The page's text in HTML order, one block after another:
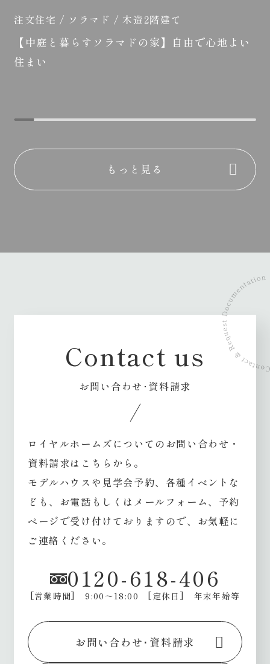
注文住宅 / ソラマド / 木造2階建て
【開放感あふれるソラマドの家】家族をつなぐ
螺旋階段のある住まい
もっと見る
Contact us
お問い合わせ･資料請求
ロイヤルホームズについてのお問い合わせ・
資料請求はこちらから。
モデルハウスや見学会予約、各種イベントな
ども、 お電話もしくはメールフォーム、予約
ページで受け付けておりますので、お気軽に
ご連絡ください。
0120-618-406
[営業時間] 9:00～18:00 [定休日] 年末年始等
お問い合わせ･資料請求